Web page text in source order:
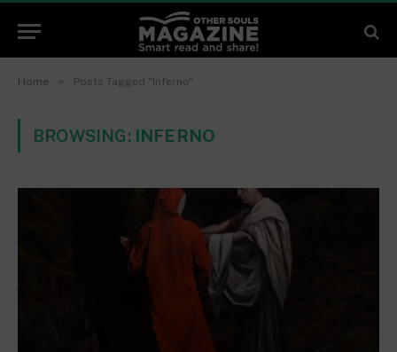
Home » Posts Tagged "Inferno"
BROWSING: INFERNO